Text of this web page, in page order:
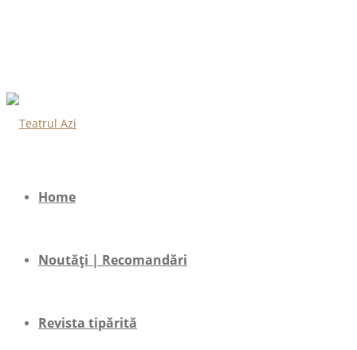
Home
Noutăți | Recomandări
Revista tipărită